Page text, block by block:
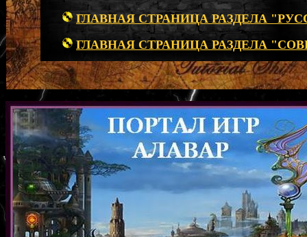
ГЛАВНАЯ СТРАНИЦА РАЗДЕЛА
ГЛАВНАЯ СТРАНИЦА РАЗДЕЛА